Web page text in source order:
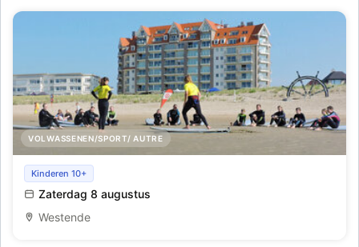
VOLWASSENEN/SPORT/ AUTRE
Initiatie golfsurfen te Westende
Kinderen 10+
Zaterdag 8 augustus
Westende